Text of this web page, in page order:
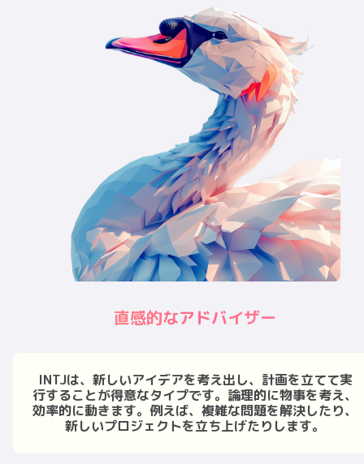
直感的なアドバイザー
INTJは、新しいアイデアを考え出し、計画を立てて実
行することが得意なタイプです。論理的に物事を考え、
効率的に動きます。例えば、複雑な問題を解決したり、
新しいプロジェクトを立ち上げたりします。